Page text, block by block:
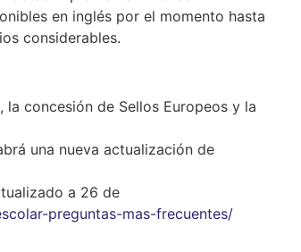
en inglés por el momento hasta
considerables.
concesión de Sellos Europeos y la
una nueva actualización de
a 26 de
preguntas-mas-frecuentes/